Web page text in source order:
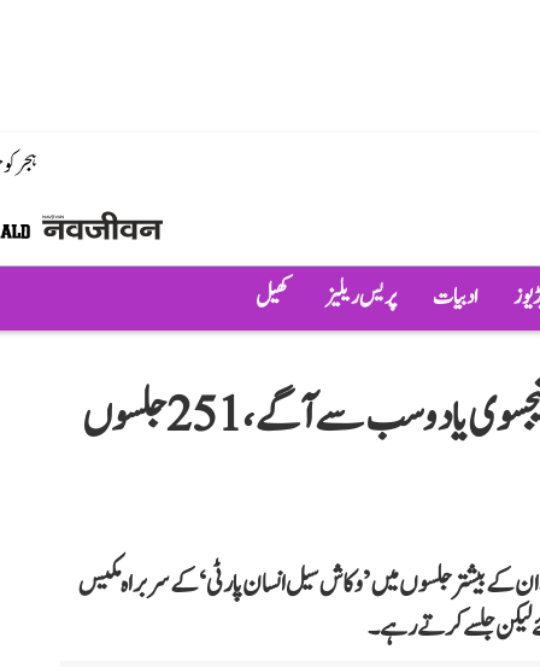
ہجر
ادبیات پریس ریلیز کھیل
بہار میں انتخابی تشہیر کے معاملے میں تیجسوی یادو سب سے آگے، 251 جلسوں
نے 251 انتخابی جلسے کئے۔ ان کے بیشتر جلسوں میں ’وکاش سیل انسان پارٹی‘ کے سربراہ مکیس
لیکن جلسے کرتے رہے۔